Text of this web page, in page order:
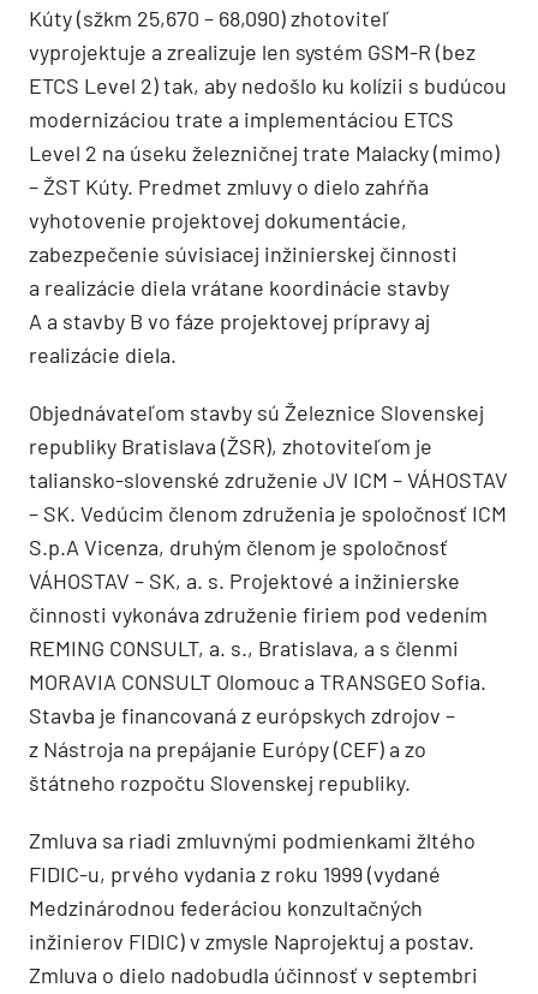
Kúty (sžkm 25,670 – 68,090) zhotoviteľ
vyprojektuje a zrealizuje len systém GSM-R (bez
ETCS Level 2) tak, aby nedošlo ku kolízii s budúcou
modernizáciou trate a implementáciou ETCS
Level 2 na úseku železničnej trate Malacky (mimo)
– ŽST Kúty. Predmet zmluvy o dielo zahŕňa
vyhotovenie projektovej dokumentácie,
zabezpečenie súvisiacej inžinierskej činnosti
a realizácie diela vrátane koordinácie stavby
A a stavby B vo fáze projektovej prípravy aj
realizácie diela.
Objednávateľom stavby sú Železnice Slovenskej
republiky Bratislava (ŽSR), zhotoviteľom je
taliansko-slovenské združenie JV ICM – VÁHOSTAV
– SK. Vedúcim členom združenia je spoločnosť ICM
S.p.A Vicenza, druhým členom je spoločnosť
VÁHOSTAV – SK, a. s. Projektové a inžinierske
činnosti vykonáva združenie firiem pod vedením
REMING CONSULT, a. s., Bratislava, a s členmi
MORAVIA CONSULT Olomouc a TRANSGEO Sofia.
Stavba je financovaná z európskych zdrojov –
z Nástroja na prepájanie Európy (CEF) a zo
štátneho rozpočtu Slovenskej republiky.
Zmluva sa riadi zmluvnými podmienkami žltého
FIDIC-u, prvého vydania z roku 1999 (vydané
Medzinárodnou federáciou konzultačných
inžinierov FIDIC) v zmysle Naprojektuj a postav.
Zmluva o dielo nadobudla účinnosť v septembri